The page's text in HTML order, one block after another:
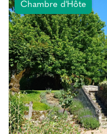
Chambre d'Hôte